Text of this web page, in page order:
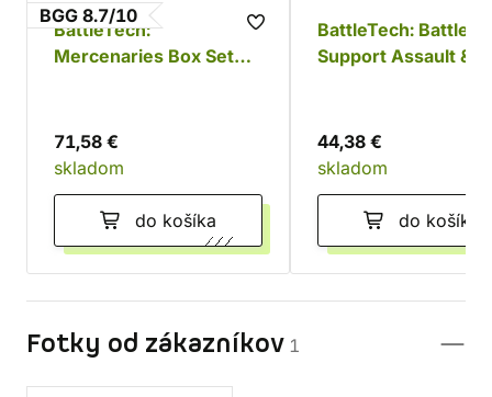
BGG 8.7/10
BattleTech:
Mercenaries Box Set
71,58 €
skladom
do košíka
BattleTech:
Support Assault &
44,38 €
skladom
do košíka
Fotky od zákazníkov 1